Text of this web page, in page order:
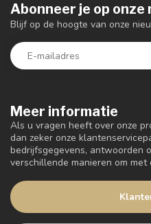
Meer informatie
Als u vragen heeft over onze
dan zeker onze
bedrijfsgegevens, antwoorden
verschillende manieren om
Abonneer je op
Blijf op de hoogte van onze